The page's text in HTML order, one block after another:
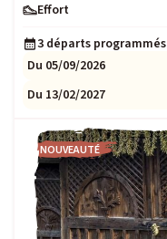
Effort
Niveau : 1
3 départs programmés
Du 05/09/2026
Du 13/02/2027
NOUVEAUTÉ